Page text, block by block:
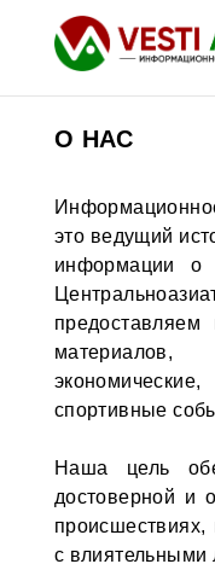
Новости
Публикации
Медиа
Афиша
О НАС
это ведущий
информации о
материалов,
спортивные
Наша цель
достоверной и
с влиятельными